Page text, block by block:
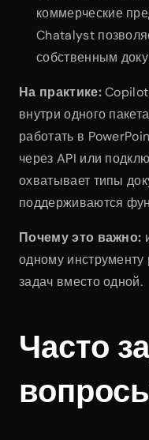
коммерческие
Chatalyst
собственным
На практике: Copilot
внутри одного
работать в
через API или
охватывает типы
поддерживаются
Почему это важно:
одному
задач вместо одной.
Часто